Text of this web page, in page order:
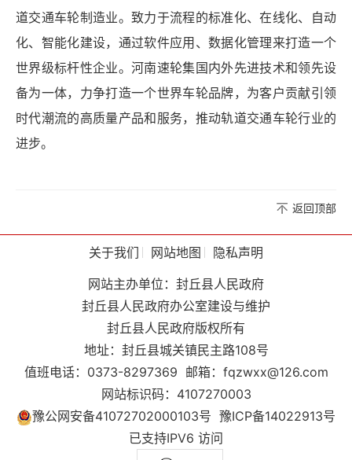
道交通车轮制造业。致力于流程的标准化、在线化、自动
化、智能化建设，通过软件应用、数据化管理来打造一个
世界级标杆性企业。河南速轮集国内外先进技术和领先设
备为一体，力争打造一个世界车轮品牌，为客户贡献引领
时代潮流的高质量产品和服务，推动轨道交通车轮行业的
进步。
返回顶部
关于我们 网站地图
隐私声明
网站主办单位：封丘县人民政府
封丘县人民政府办公室建设与维护
封丘县人民政府版权所有
地址：封丘县城关镇民主路108号
值班电话：0373-8297369 邮箱：fqzwxx@126.com
网站标识码：4107270003
豫公网安备41072702000103号 豫ICP备14022913号
已支持IPV6 访问